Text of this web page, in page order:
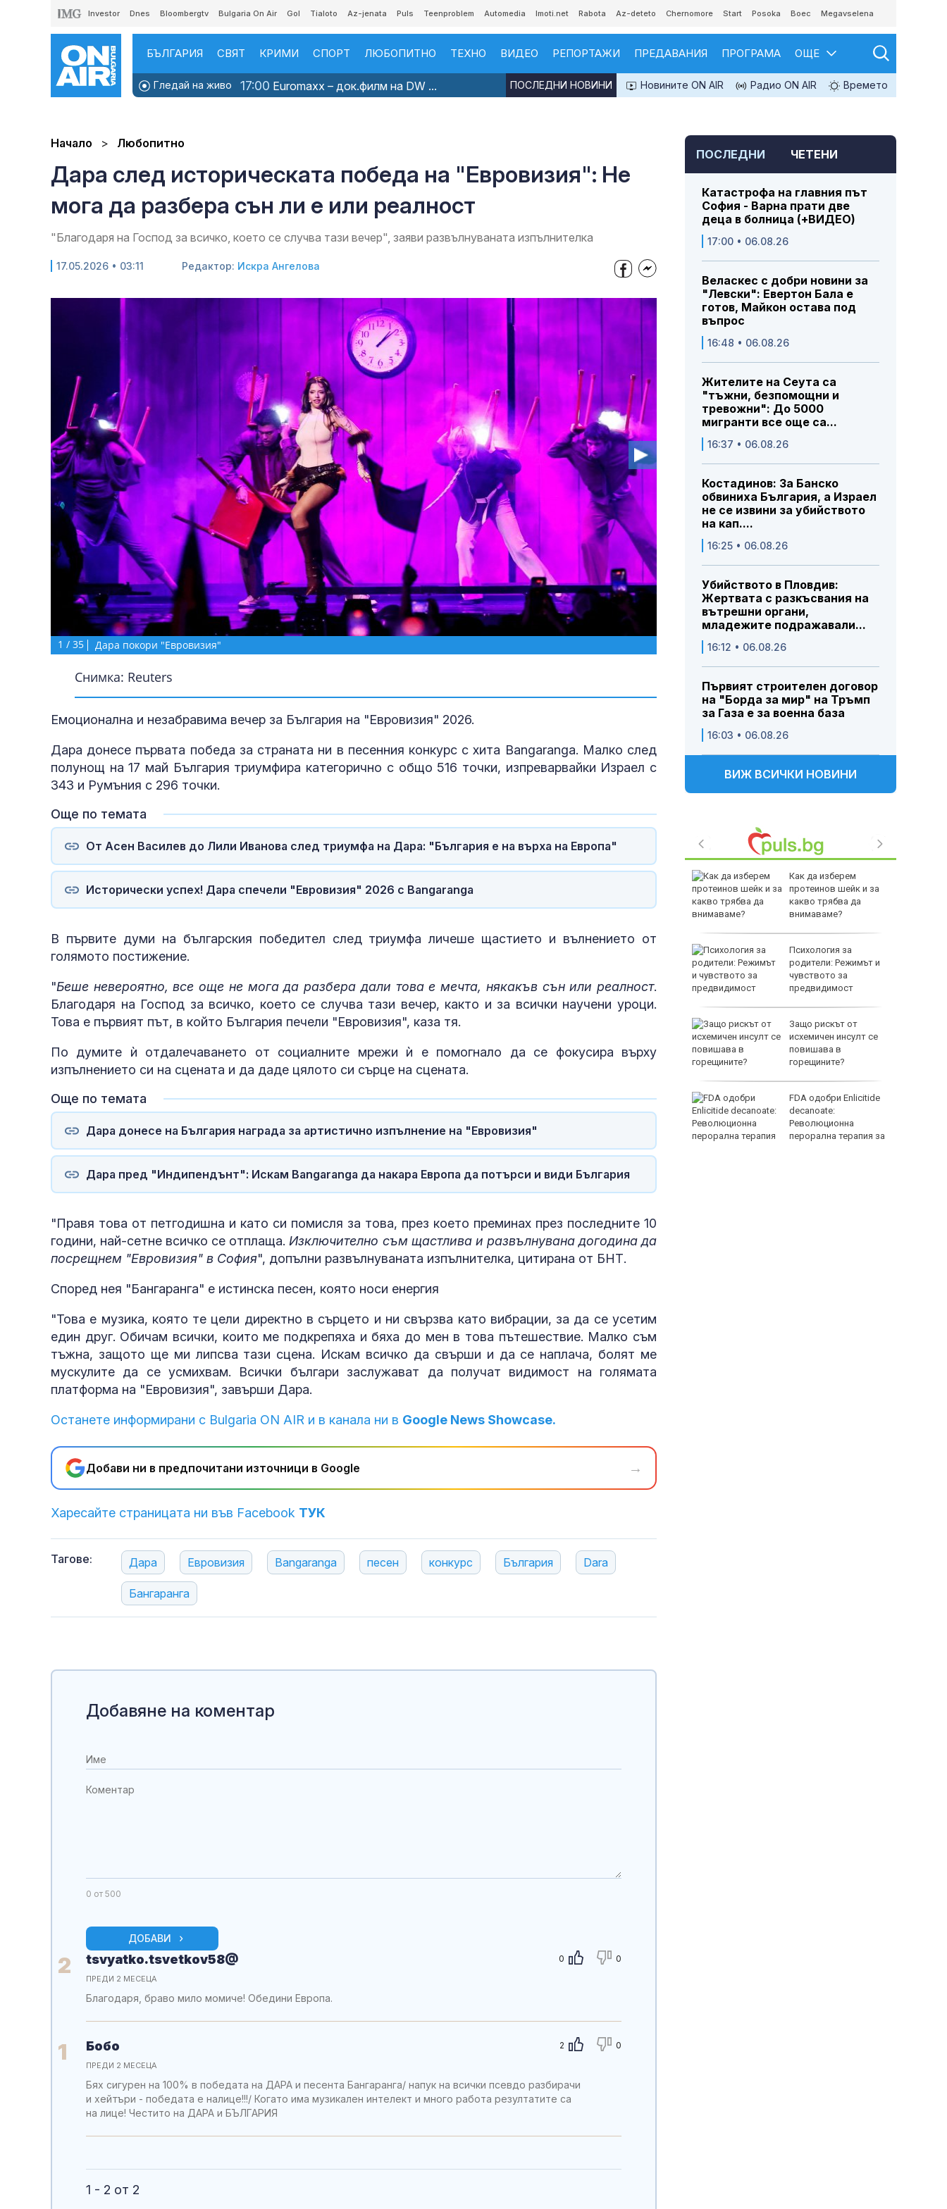
Investor Dnes Bloombergtv Bulgaria On Air Gol Tialoto Az-jenata Puls Teenproblem Automedia Imoti.net Rabota Az-deteto Chernomore Start Posoka Boec Megavselena
БЪЛГАРИЯ СВЯТ КРИМИ СПОРТ ЛЮБОПИТНО ТЕХНО ВИДЕО РЕПОРТАЖИ ПРЕДАВАНИЯ ПРОГРАМА ОЩЕ
Гледай на живо 17:00 Euromaxx – док.филм на DW ... Новините ON AIR Радио ON AIR Времето
ПОСЛЕДНИ НОВИНИ
Начало Любопитно
Дара след историческата победа на "Евровизия": Не
мога да разбера сън ли е или реалност
"Благодаря на Господ за всичко, което се случва тази вечер", заяви развълнуваната изпълнителка
17.05.2026 • 03:11 Редактор: Искра Ангелова
1 / 35 Дара покори "Евровизия"
Снимка: Reuters
Емоционална и незабравима вечер за България на "Евровизия" 2026.
Дара донесе първата победа за страната ни в песенния конкурс с хита Bangaranga. Малко след
полунощ на 17 май България триумфира категорично с общо 516 точки, изпреварвайки Израел с
343 и Румъния с 296 точки.
Още по темата
От Асен Василев до Лили Иванова след триумфа на Дара: "България е на върха на Европа"
Исторически успех! Дара спечели "Евровизия" 2026 с Bangaranga
В първите думи на българския победител след триумфа личеше щастието и вълнението от
голямото постижение.
"Беше невероятно, все още не мога да разбера дали това е мечта, някакъв сън или реалност.
Благодаря на Господ за всичко, което се случва тази вечер, както и за всички научени уроци.
Това е първият път, в който България печели "Евровизия", каза тя.
По думите ѝ отдалечаването от социалните мрежи ѝ е помогнало да се фокусира върху
изпълнението си на сцената и да даде цялото си сърце на сцената.
Още по темата
Дара донесе на България награда за артистично изпълнение на "Евровизия"
Дара пред "Индипендънт": Искам Bangaranga да накара Европа да потърси и види България
"Правя това от петгодишна и като си помисля за това, през което преминах през последните 10
години, най-сетне всичко се отплаща. Изключително съм щастлива и развълнувана догодина да
посрещнем "Евровизия" в София", допълни развълнуваната изпълнителка, цитирана от БНТ.
Според нея "Бангаранга" е истинска песен, която носи енергия
"Това е музика, която те цели директно в сърцето и ни свързва като вибрации, за да се усетим
един друг. Обичам всички, които ме подкрепяха и бяха до мен в това пътешествие. Малко съм
тъжна, защото ще ми липсва тази сцена. Искам всичко да свърши и да се наплача, болят ме
мускулите да се усмихвам. Всички българи заслужават да получат видимост на голямата
платформа на "Евровизия", завърши Дара.
Останете информирани с Bulgaria ON AIR и в канала ни в Google News Showcase.
Добави ни в предпочитани източници в Google →
Харесайте страницата ни във Facebook ТУК
Тагове: Дара Евровизия Bangaranga песен конкурс България Dara
Бангаранга
ПОСЛЕДНИ ЧЕТЕНИ
Катастрофа на главния път
София - Варна прати две
деца в болница (+ВИДЕО)
17:00 • 06.08.26
Веласкес с добри новини за
"Левски": Евертон Бала е
готов, Майкон остава под
въпрос
16:48 • 06.08.26
Жителите на Сеута са
"тъжни, безпомощни и
тревожни": До 5000
мигранти все още са...
16:37 • 06.08.26
Костадинов: За Банско
обвиниха България, а Израел
не се извини за убийството
на кап....
16:25 • 06.08.26
Убийството в Пловдив:
Жертвата с разкъсвания на
вътрешни органи,
младежите подражавали...
16:12 • 06.08.26
Първият строителен договор
на "Борда за мир" на Тръмп
за Газа е за военна база
16:03 • 06.08.26
ВИЖ ВСИЧКИ НОВИНИ
западнонилска треска
в Гърция
Медведев: Позор е
Япония да премълчава
Как да изберем
протеинов шейк и за
какво трябва да
внимаваме?
Психология за
родители: Режимът и
чувството за
предвидимост
Защо рискът от
исхемичен инсулт се
повишава в
горещините?
FDA одобри Еnlicitide
decanoate:
Революционна
перорална терапия за
Добавяне на коментар
0 от 500
ДОБАВИ
2 0 0
tsvyatko.tsvetkov58@
ПРЕДИ 2 МЕСЕЦА
Благодаря, браво мило момиче! Обедини Европа.
1 2 0
Бобо
ПРЕДИ 2 МЕСЕЦА
Бях сигурен на 100% в победата на ДАРА и песента Бангаранга/ напук на всички псевдо разбирачи
и хейтъри - победата е налице!!!/ Когато има музикален интелект и много работа резултатите са
на лице! Честито на ДАРА и БЪЛГАРИЯ
1 - 2 от 2